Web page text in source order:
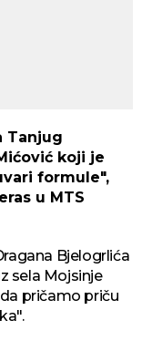
Tanjug
koji je
formule",
u MTS
Bjelogrlića
sela Mojsinje
pričamo priču